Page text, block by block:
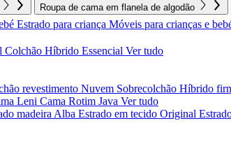
Roupa de cama em flanela de algodão
Estrado para criança Móveis para crianças e
Colchão Híbrido Essencial Ver tudo
revestimento Nuvem Sobrecolchão Híbrido
Leni Cama Rotim Java Ver tudo
madeira Alba Estrado em tecido Original